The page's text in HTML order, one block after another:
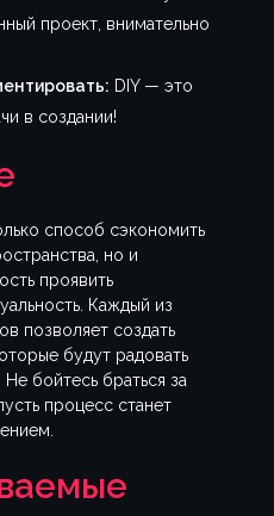
проект, внимательно
DIY — это
в создании!
способ сэкономить
но и
проявить
Каждый из
позволяет создать
будут радовать
бойтесь браться за
процесс станет